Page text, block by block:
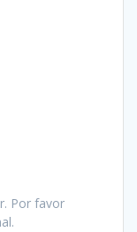
Por favor